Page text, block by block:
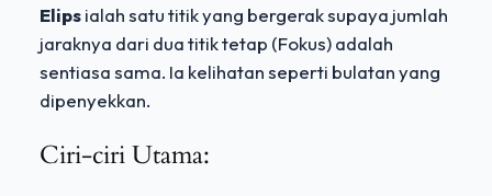
Elipsialah satu titik yang bergerak supaya jumlah
jaraknya dari dua titik tetap (Fokus) adalah
sentiasa sama. Ia kelihatan seperti bulatan yang
dipenyekkan.
Ciri-ciri Utama: